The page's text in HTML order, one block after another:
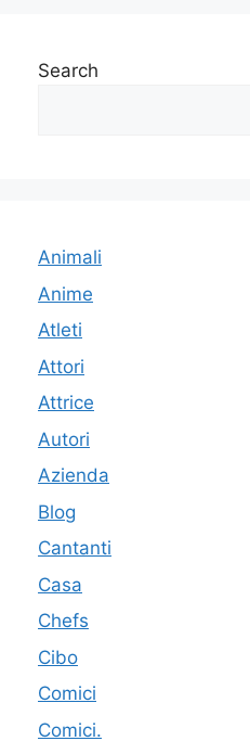
Search
Animali
Anime
Atleti
Attori
Attrice
Autori
Azienda
Blog
Cantanti
Casa
Chefs
Cibo
Comici
Comici.